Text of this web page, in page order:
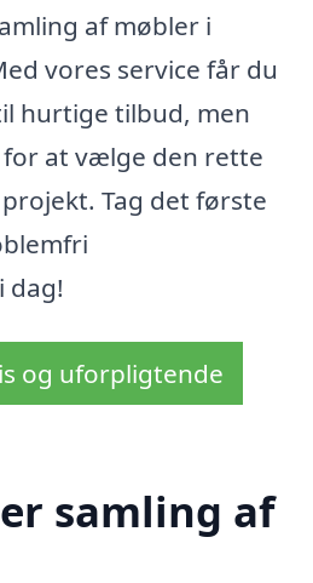
af møbler i
vores service får du
hurtige tilbud, men
at vælge den rette
Tag det første
dag!
og uforpligtende
samling af